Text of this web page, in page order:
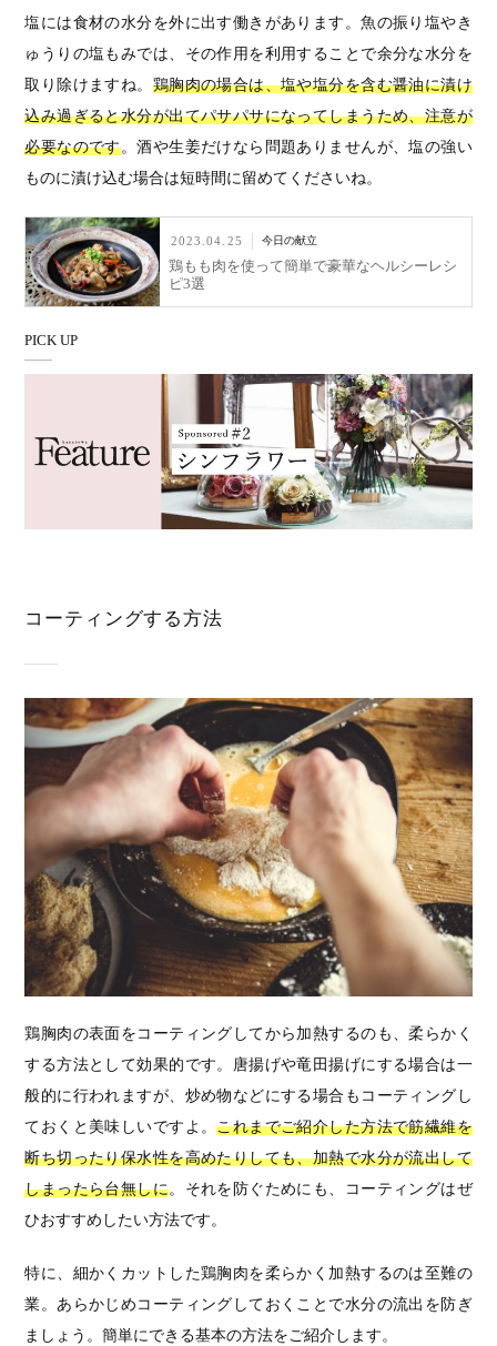
塩には食材の水分を外に出す働きがあります。魚の振り塩やき
ゅうりの塩もみでは、その作用を利用することで余分な水分を
取り除けますね。 鶏胸肉の場合は、塩や塩分を含む醤油に漬け
込み過ぎると水分が出てパサパサになってしまうため、注意が
必要なのです。酒や生姜だけなら問題ありませんが、塩の強い
ものに漬け込む場合は短時間に留めてくださいね。
2023.04.25 今日の献立
鶏もも肉を使って簡単で豪華なヘルシーレシ
ピ3選
PICK UP
コーティングする方法
鶏胸肉の表面をコーティングしてから加熱するのも、柔らかく
する方法として効果的です。唐揚げや竜田揚げにする場合は一
般的に行われますが、炒め物などにする場合もコーティングし
ておくと美味しいですよ。これまでご紹介した方法で筋繊維を
断ち切ったり保水性を高めたりしても、加熱で水分が流出して
しまったら台無しに。それを防ぐためにも、コーティングはぜ
ひおすすめしたい方法です。
特に、細かくカットした鶏胸肉を柔らかく加熱するのは至難の
業。あらかじめコーティングしておくことで水分の流出を防ぎ
ましょう。簡単にできる基本の方法をご紹介します。